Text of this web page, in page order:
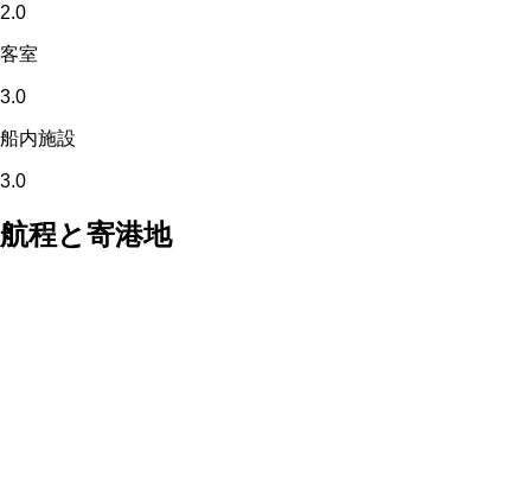
2.0
客室
3.0
船内施設
3.0
航程と寄港地